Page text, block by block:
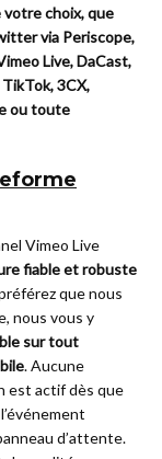
votre choix, que
via Periscope,
Live, DaCast,
3CX,
ou toute
Vimeo Live
fiable et robuste
que nous
nous vous y
sur tout
. Aucune
est actif dès que
d’attente.